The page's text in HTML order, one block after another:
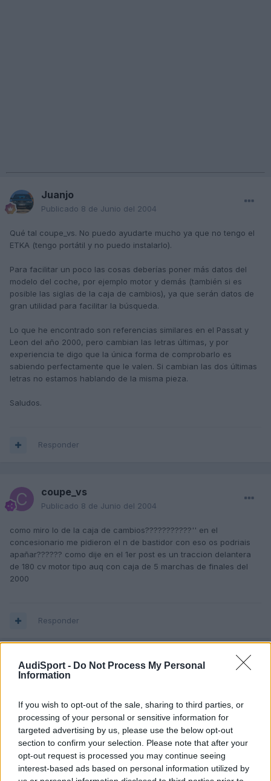
AudiSport - Do Not Process My Personal
Information
If you wish to opt-out of the sale, sharing to third parties, or
processing of your personal or sensitive information for
targeted advertising by us, please use the below opt-out
section to confirm your selection. Please note that after your
opt-out request is processed you may continue seeing
interest-based ads based on personal information utilized by
Juanjo
Publicado 8 de Junio del 2004
Qué tal coupe_vs. No puedo ayudarte mucho ya que no tengo el
ETKA (tengo portátil y no puedo instalarlo).
Para facilitar un poco las cosas deberías poner más datos del
modelo del coche, por ejemplo motor y demás (también si es
posible las siglas de la caja de cambios), ya que serán datos de
gran utilidad para facilitar la búsqueda.
Lo que he encontrado son referencias similares en el Passat y
Leon del año 2000, pero cambian las letras últimas, y por
experiencia te digo que la única forma de comprobarlo es
sabiendo perfectamente que le valen. Si cambian las dos últimas
letras no estamos hablando de la misma pieza.
Saludos.
Responder
coupe_vs
Publicado 8 de Junio del 2004
como miro lo de la caja de cambios???????????'' en el
concesionario me pidieron el n de bastidor con eso os podriais
apañar?????? como dije en el 1er post es un traccion delantera
de 180 cv motor tipo auq con caja de 5 marchas de finales del
2000
Responder
Deutch A4
Publicado
Responder